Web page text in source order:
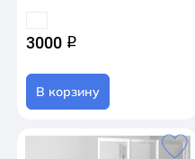
3000 q
В корзину